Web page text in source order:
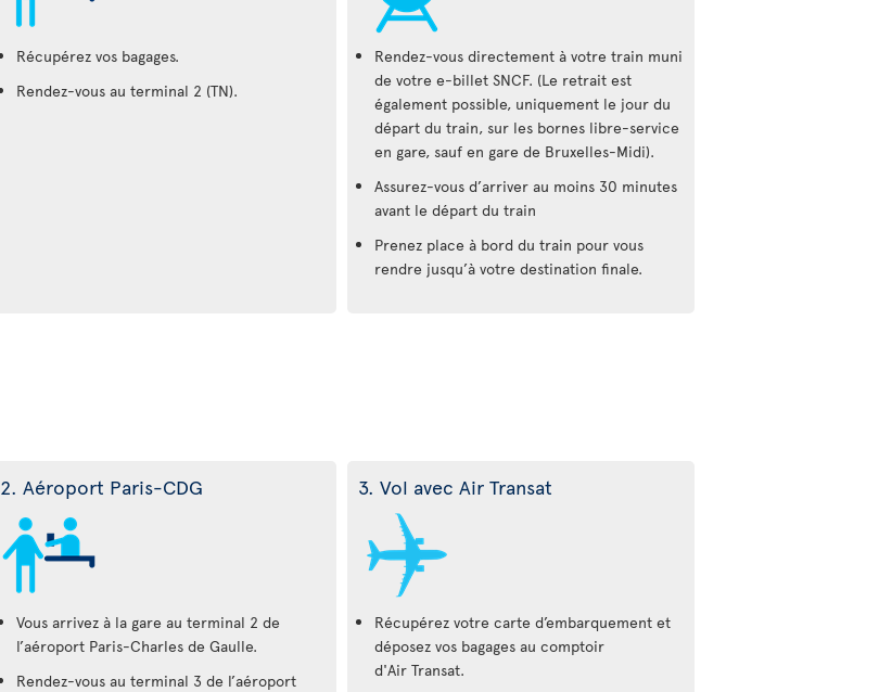
Récupérez vos bagages.
Rendez-vous au terminal 2 (TN).
Rendez-vous directement à votre train muni
de votre e-billet SNCF. (Le retrait est
également possible, uniquement le jour du
départ du train, sur les bornes libre-service
en gare, sauf en gare de Bruxelles-Midi).
Assurez-vous d’arriver au moins 30 minutes
avant le départ du train
Prenez place à bord du train pour vous
rendre jusqu’à votre destination finale.
2. Aéroport Paris-CDG
Vous arrivez à la gare au terminal 2 de
l’aéroport Paris-Charles de Gaulle.
Rendez-vous au terminal 3 de l’aéroport
3. Vol avec Air Transat
Récupérez votre carte d’embarquement et
déposez vos bagages au comptoir
d'Air Transat.